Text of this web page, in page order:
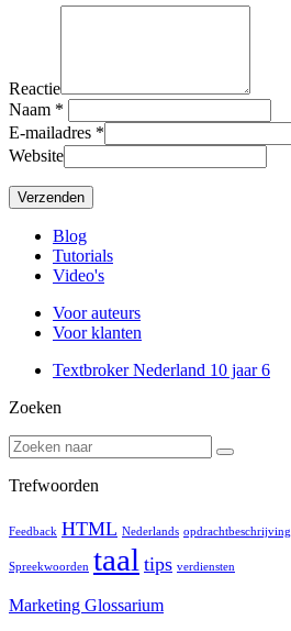
Reactie
Naam *
E-mailadres *
Website
Blog
Tutorials
Video's
Voor auteurs
Voor klanten
Textbroker Nederland 10 jaar6
Zoeken
Trefwoorden
Feedback HTML Nederlands opdrachtbeschrijving
Spreekwoorden taal tips verdiensten
Marketing Glossarium